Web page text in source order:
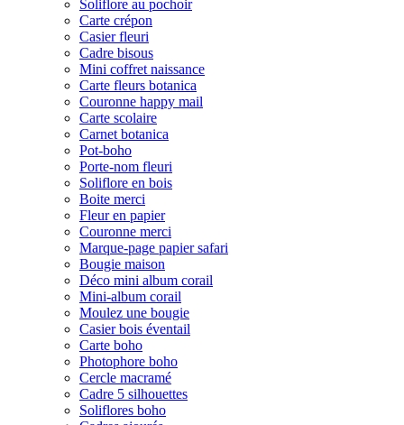
Soliflore au pochoir
Carte crépon
Casier fleuri
Cadre bisous
Mini coffret naissance
Carte fleurs botanica
Couronne happy mail
Carte scolaire
Carnet botanica
Pot-boho
Porte-nom fleuri
Soliflore en bois
Boite merci
Fleur en papier
Couronne merci
Marque-page papier safari
Bougie maison
Déco mini album corail
Mini-album corail
Moulez une bougie
Casier bois éventail
Carte boho
Photophore boho
Cercle macramé
Cadre 5 silhouettes
Soliflores boho